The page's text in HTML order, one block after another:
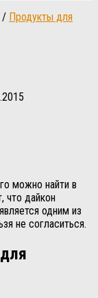
/ Продукты для
можно найти в
что дайкон
одним из
не согласиться.